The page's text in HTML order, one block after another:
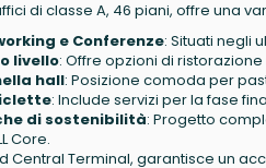
di classe A, 46 piani, offre una
e Conferenze: Situati negli
livello: Offre opzioni di
hall: Posizione comoda per
: Include servizi per la fase
di sostenibilità: Progetto
Core.
Central Terminal, garantisce un